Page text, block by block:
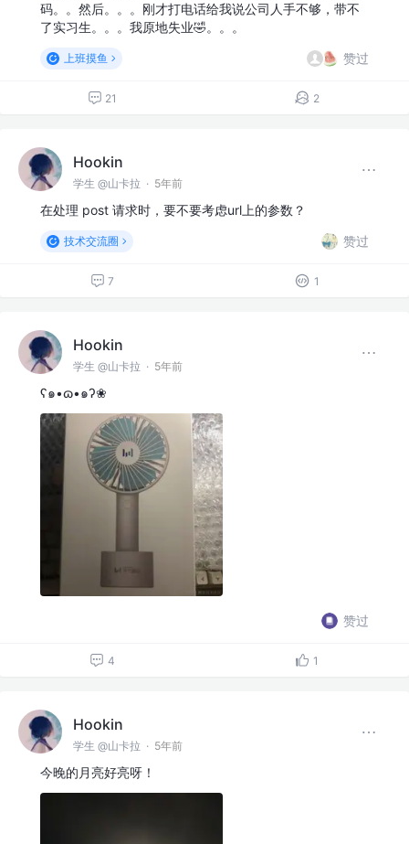
码。。然后。。。刚才打电话给我说公司人手不够，带不
了实习生。。。我原地失业🤣。。。
上班摸鱼 赞过
21 2
Hookin
学生 @山卡拉 · 5年前
在处理 post 请求时，要不要考虑url上的参数？
技术交流圈 赞过
7 1
Hookin
学生 @山卡拉 · 5年前
ʕ๑•ɷ•๑ʔ❀
赞过
4 1
Hookin
学生 @山卡拉 · 5年前
今晚的月亮好亮呀！